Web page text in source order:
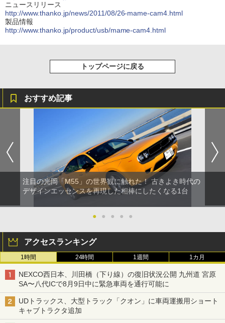
ニュースリリース
http://www.thanko.jp/news/2011/08/26-mame-cam4.html
製品情報
http://www.thanko.jp/product/usb/mame-cam4.html
トップページに戻る
おすすめ記事
注目の光岡「M55」の世界観に触れた！ 古きよき時代の
デザインエッセンスを再現した相棒にしたくなる1台
● ● ● ● ●
アクセスランキング
1時間 24時間 1週間 1カ月
NEXCO西日本、川田橋（下り線）の復旧状況公開 九州道 宮原
SA〜八代ICで8月9日中に緊急車両を通行可能に
UDトラックス、大型トラック「クオン」に車両運搬用ショート
キャブトラクタ追加